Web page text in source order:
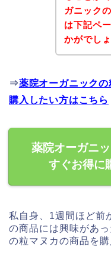
ガニック
は下記ペ
かがでし
⇒薬院オーガニック
購入したい方はこちら
薬院オーガニ
すぐお得に
私自身、1週間ほど前
の商品には興味があ
の粒マヌカの商品を